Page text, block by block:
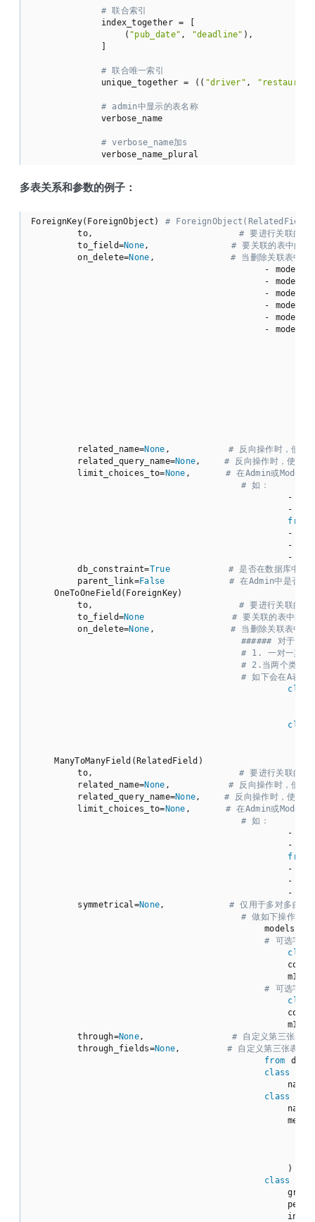
# 联合索引
index_together = [
( "pub_date" , "deadline" ),
]
# 联合唯一索引
unique_together = (( "driver" ,
# admin中显示的表名称
verbose_name
# verbose_name加s
verbose_name_plural
多表关系和参数的例子：
ForeignKey(ForeignObject) # ForeignObject(RelatedField)
to, # 要进行关联的表
to_field=None , # 要关联的表中的字
on_delete=None , # 当删除关联表中的
- models.CASCADE，删除关联
- models.DO_NOTHING，删除关
- models.PROTECT，删除关联数
- models.SET_NULL，删除关联数据，与
- models.SET_DEFAULT，删除关联数据，
- models.SET，删除关
related_name=None , # 反向操作时，使
related_query_name=None , # 反向操作时，使
limit_choices_to=None , # 在Admin或
# 如：
-
-
from
-
-
-
db_constraint=True
# 是否在数据库中创
parent_link=False
# 在Admin中是否显
OneToOneField(ForeignKey)
to, # 要进行关联的表
to_field=None
# 要关联的表中的字
on_delete=None , # 当删除关联表中的
###### 对于一
# 1. 一对一其实
# 2.当两个类之间
# 如下会在A表
class
class
ManyToManyField(RelatedField)
to, # 要进行关联的表
related_name=None , # 反向操作时，使
related_query_name=None , # 反向操作时，使
limit_choices_to=None , # 在Admin或
# 如：
-
-
from
-
-
-
symmetrical=None , # 仅用于多对多自关
# 做如下操作时
# 可选字
class
code =
m1 =
# 可选字
class
code =
m1 =
through=None , # 自定义第三张表时
through_fields=None , # 自定义第三张表时
from
class
name =
class
name =
members =
)
class
group =
person =
inviter =